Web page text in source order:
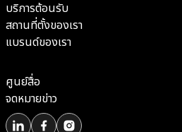
บริการต้อนรับ
สถานที่ตั้งของเรา
แบรนด์ของเรา
ศูนย์สื่อ
จดหมายข่าว